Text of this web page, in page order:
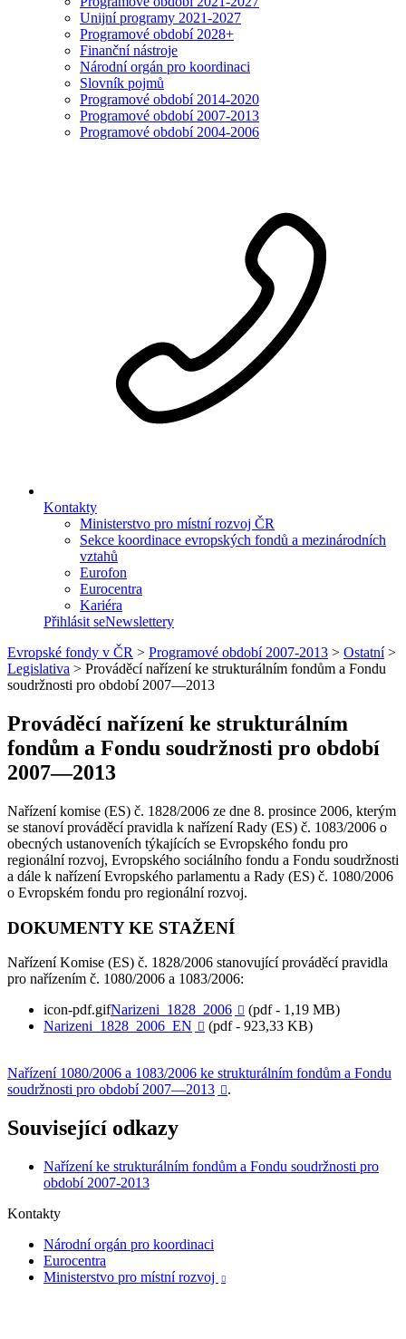
Unijní programy 2021-2027
Programové období 2028+
Finanční nástroje
Národní orgán pro koordinaci
Slovník pojmů
Programové období 2014-2020
Programové období 2007-2013
Programové období 2004-2006
Kontakty
Ministerstvo pro místní rozvoj ČR
Sekce koordinace evropských fondů a mezinárodních
vztahů
Eurofon
Eurocentra
Kariéra
Přihlásit seNewslettery
Evropské fondy v ČR > Programové období 2007-2013 > Ostatní>
Legislativa > Prováděcí nařízení ke strukturálním fondům a Fondu
soudržnosti pro období 2007—2013
Prováděcí nařízení ke strukturálním
fondům a Fondu soudržnosti pro období
2007—2013
Nařízení komise (ES) č. 1828/2006 ze dne 8. prosince 2006, kterým
se stanoví prováděcí pravidla k nařízení Rady (ES) č. 1083/2006 o
obecných ustanoveních týkajících se Evropského fondu pro
regionální rozvoj, Evropského sociálního fondu a Fondu soudržnosti
a dále k nařízení Evropského parlamentu a Rady (ES) č. 1080/2006
o Evropském fondu pro regionální rozvoj.
DOKUMENTY KE STAŽENÍ
Nařízení Komise (ES) č. 1828/2006 stanovující prováděcí pravidla
pro nařízením č. 1080/2006 a 1083/2006:
Narizeni_1828_2006  (pdf - 1,19 MB)
Narizeni_1828_2006_EN  (pdf - 923,33 KB)
Nařízení 1080/2006 a 1083/2006 ke strukturálním fondům a Fondu
soudržnosti pro období 2007—2013 .
Související odkazy
Nařízení ke strukturálním fondům a Fondu soudržnosti pro
období 2007-2013
Kontakty
Národní orgán pro koordinaci
Eurocentra
Ministerstvo pro místní rozvoj
